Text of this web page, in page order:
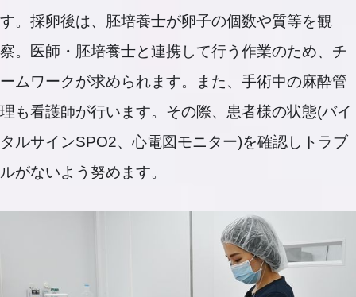
す。採卵後は、胚培養士が卵子の個数や質等を観
察。医師・胚培養士と連携して行う作業のため、チ
ームワークが求められます。また、手術中の麻酔管
理も看護師が行います。その際、患者様の状態(バイ
タルサインSPO2、心電図モニター)を確認しトラブ
ルがないよう努めます。